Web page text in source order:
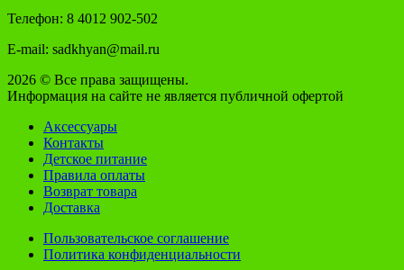
Телефон: 8 4012 902-502
E-mail: sadkhyan@mail.ru
2026 © Все права защищены.
Информация на сайте не является публичной офертой
Аксессуары
Контакты
Детское питание
Правила оплаты
Возврат товара
Доставка
Пользовательское соглашение
Политика конфиденциальности